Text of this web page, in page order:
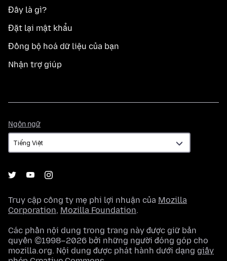
Đây là gì?
Đặt lại mật khẩu
Đồng bộ hoá dữ liệu của bạn
Nhận trợ giúp
Ngôn ngữ
ngữ
Truy cập công ty mẹ phi lợi nhuận của Mozilla
Corporation, Mozilla Foundation.
Các phần nội dung trong trang này được giữ bản
quyền ©1998–2026 bởi những người đóng góp cho
mozilla.org. Nội dung được phát hành dưới dạng giấy